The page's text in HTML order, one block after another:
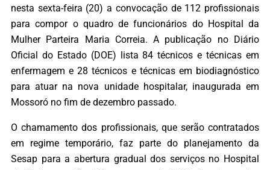
nesta sexta-feira (20) a convocação de 112 profissionais
para compor o quadro de funcionários do Hospital da
Mulher Parteira Maria Correia. A publicação no Diário
Oficial do Estado (DOE) lista 84 técnicos e técnicas em
enfermagem e 28 técnicos e técnicas em biodiagnóstico
para atuar na nova unidade hospitalar, inaugurada em
Mossoró no fim de dezembro passado.
O chamamento dos profissionais, que serão contratados
em regime temporário, faz parte do planejamento da
Sesap para a abertura gradual dos serviços no Hospital